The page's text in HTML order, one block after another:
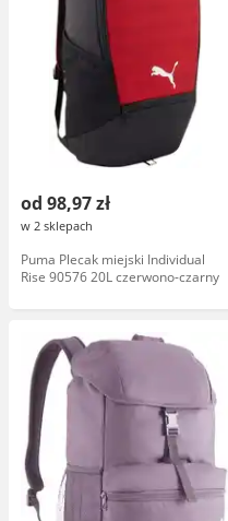
od 98,97 zł
w 2 sklepach
Puma Plecak miejski Individual
Rise 90576 20L czerwono-czarny